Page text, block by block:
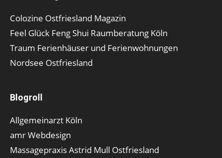
Colozine Ostfriesland Magazin
Feel Glück Feng Shui Raumberatung Köln
Traum Ferienhäuser und Ferienwohnungen
Nordsee Ostfriesland
Blogroll
Allgemeinarzt Köln
amr Webdesign
Massagepraxis Astrid Mull Ostfriesland